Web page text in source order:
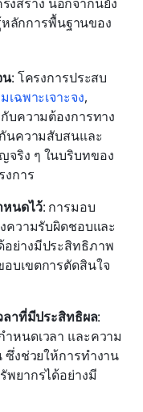
ลักการพื้นฐานของ
น: โครงการประสบ
เฉพาะเจาะจง,
บความต้องการทาง
นความสับสนและ
จริง ๆ ในบริบทของ
งการ
นดไว้: การมอบ
ความรับผิดชอบและ
ย่างมีประสิทธิภาพ
บเขตการตัดสินใจ
ลาที่มีประสิทธิผล
หนดเวลา และความ
ซึ่งช่วยให้การทำงาน
พยากรได้อย่างมี